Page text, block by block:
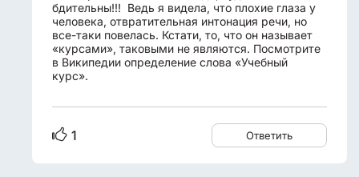
бдительны!!! Ведь я видела, что плохие глаза у
человека, отвратительная интонация речи, но
все-таки повелась. Кстати, то, что он называет
«курсами», таковыми не являются. Посмотрите
в Википедии определение слова «Учебный
курс».
1 Ответить